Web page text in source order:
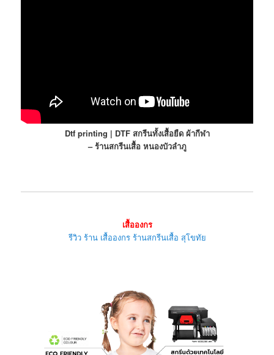
Dtf printing | DTF สกรีนทั้งเสื้อยืด ผ้ากีฬา
– ร้านสกรีนเสื้อ หนองบัวลำภู
เสื้อองกร
รีวิว ร้าน เสื้อองกร ร้านสกรีนเสื้อ สุโขทัย